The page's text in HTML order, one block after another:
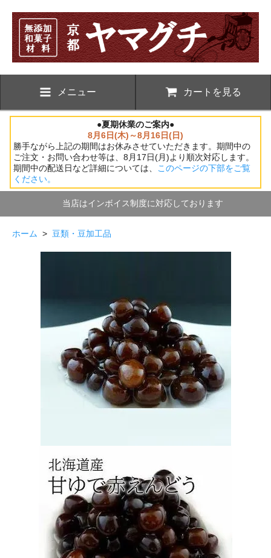
メニュー カートを見る
●夏期休業のご案内●
8月6日(木)～8月16日(日)
勝手ながら上記の期間はお休みさせていただきます。期間中の
ご注文・お問い合わせ等は、8月17日(月)より順次対応します。
期間中の配送日など詳細については、 このページの下部をご覧
ください。
当店はインボイス制度に対応しております
ホーム > 豆類・豆加工品